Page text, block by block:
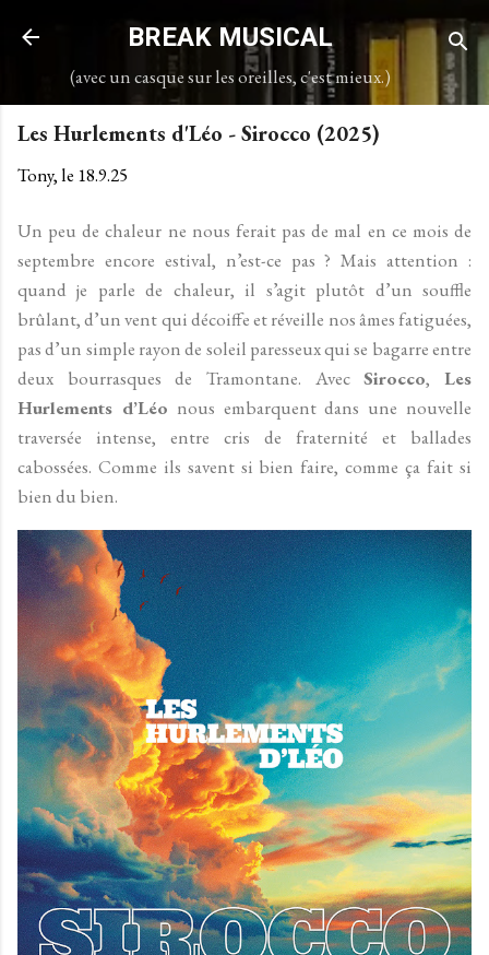
Accéder au contenu principal
BREAK MUSICAL
(avec un casque sur les oreilles, c'est mieux.)
Les Hurlements d'Léo - Sirocco (2025)
Tony, le 18.9.25
Un peu de chaleur ne nous ferait pas de mal en ce mois de
septembre encore estival, n’est-ce pas ? Mais attention :
quand je parle de chaleur, il s’agit plutôt d’un souffle
brûlant, d’un vent qui décoiffe et réveille nos âmes fatiguées,
pas d’un simple rayon de soleil paresseux qui se bagarre entre
deux bourrasques de Tramontane. AvecSirocco,Les
Hurlements d’Léo nous embarquent dans une nouvelle
traversée intense, entre cris de fraternité et ballades
cabossées. Comme ils savent si bien faire, comme ça fait si
bien du bien.